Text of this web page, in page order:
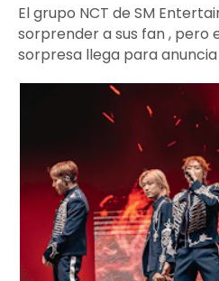
El grupo NCT de SM
sorprender a sus fan , pero
sorpresa llega para anuncia